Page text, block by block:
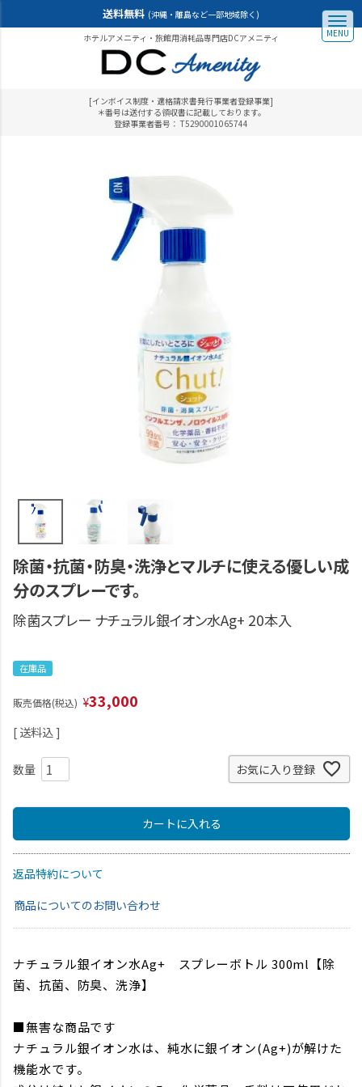
送料無料 (沖縄・離島など一部地域除く)
ホテルアメニティ・旅館用消耗品専門店DCアメニティ
[インボイス制度・適格請求書発行事業者登録事業]
＊番号は送付する領収書に記載しております。
登録事業者番号： T5290001065744
MENU
除菌・抗菌・防臭・洗浄とマルチに使える優しい成
分のスプレーです。
除菌スプレー ナチュラル銀イオン水Ag+ 20本入
在庫品
販売価格(税込) ¥33,000
送料込
お気に入り登録
カートに入れる
返品特約について
商品についてのお問い合わせ
ナチュラル銀イオン水Ag+ スプレーボトル 300ml【除
菌、抗菌、防臭、洗浄】
■無害な商品です
ナチュラル銀イオン水は、純水に銀イオン(Ag+)が解けた
機能水です。